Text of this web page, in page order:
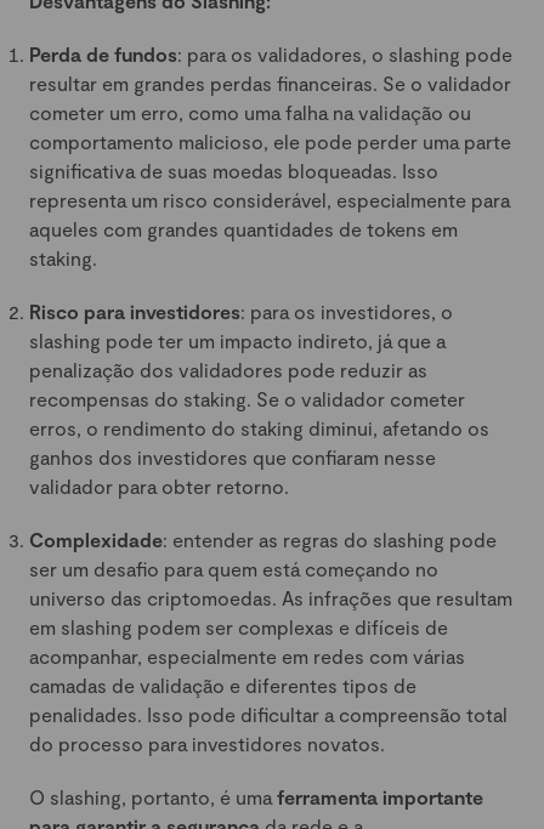
Perda de fundos: para os validadores, o slashing pode
resultar em grandes perdas financeiras. Se o validador
cometer um erro, como uma falha na validação ou
comportamento malicioso, ele pode perder uma parte
significativa de suas moedas bloqueadas. Isso
representa um risco considerável, especialmente para
aqueles com grandes quantidades de tokens em
staking.
Risco para investidores: para os investidores, o
slashing pode ter um impacto indireto, já que a
penalização dos validadores pode reduzir as
recompensas do staking. Se o validador cometer
erros, o rendimento do staking diminui, afetando os
ganhos dos investidores que confiaram nesse
validador para obter retorno.
Complexidade: entender as regras do slashing pode
ser um desafio para quem está começando no
universo das criptomoedas. As infrações que resultam
em slashing podem ser complexas e difíceis de
acompanhar, especialmente em redes com várias
camadas de validação e diferentes tipos de
penalidades. Isso pode dificultar a compreensão total
do processo para investidores novatos.
O slashing, portanto, é uma ferramenta importante